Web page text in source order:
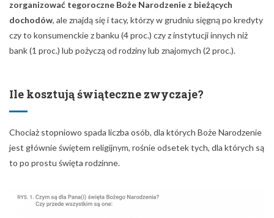
zorganizować tegoroczne Boże Narodzenie z bieżących
dochodów, ale znajdą się i tacy, którzy w grudniu sięgną po kredyty
czy to konsumenckie z banku (4 proc.) czy z instytucji innych niż
bank (1 proc.) lub pożyczą od rodziny lub znajomych (2 proc.).
Ile kosztują świąteczne zwyczaje?
Chociaż stopniowo spada liczba osób, dla których Boże Narodzenie
jest głównie świętem religijnym, rośnie odsetek tych, dla których są
to po prostu święta rodzinne.